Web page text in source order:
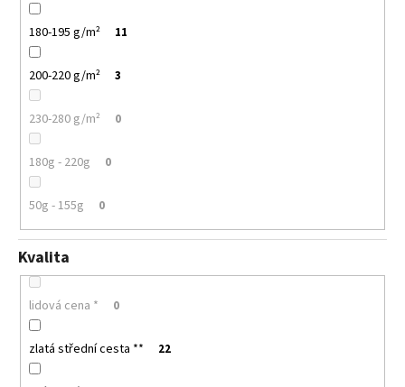
180-195 g/m² 11
200-220 g/m² 3
230-280 g/m² 0
180g - 220g 0
50g - 155g 0
Kvalita
lidová cena * 0
zlatá střední cesta ** 22